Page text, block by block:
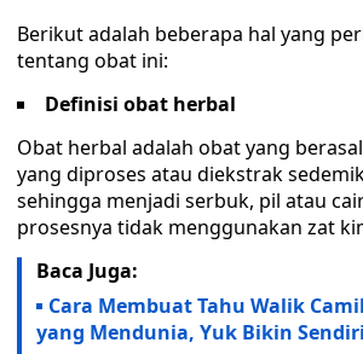
Berikut adalah beberapa hal yang
tentang obat ini:
Definisi obat herbal
Obat herbal adalah obat yang
yang diproses atau diekstrak
sehingga menjadi serbuk, pil atau
prosesnya tidak menggunakan zat
Baca Juga:
Cara Membuat Tahu Walik
yang Mendunia, Yuk Bikin